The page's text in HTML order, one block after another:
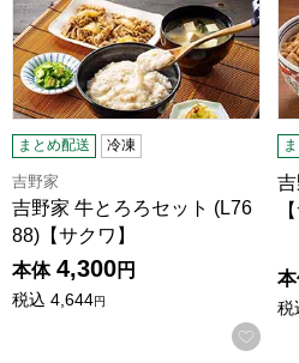
まとめ配送 冷凍
吉野家
吉野家 牛とろろセット (L76
88)【サクワ】
本体 4,300円
税込 4,644円
お気
税